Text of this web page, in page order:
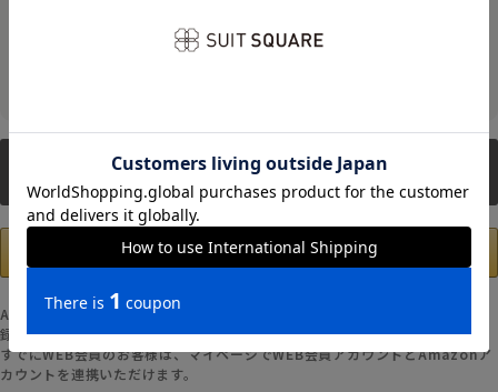
メルマガ配信
新規会員登録
Amazonアカウントの登録情報を使用して、お支払いおよび新規WEB会員登
録が可能です。
すでにWEB会員のお客様は、マイページでWEB会員アカウントとAmazonア
カウントを連携いただけます。